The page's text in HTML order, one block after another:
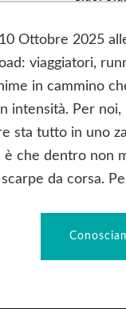
Ottobre 2025
viaggiatori,
in cammino
intensità. Per noi,
sta tutto in uno
è che dentro non
scarpe da corsa.